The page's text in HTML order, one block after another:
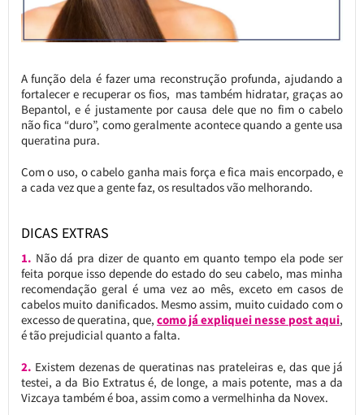
A função dela é fazer uma reconstrução profunda, ajudando a
fortalecer e recuperar os fios, mas também hidratar, graças ao
Bepantol, e é justamente por causa dele que no fim o cabelo
não fica “duro”, como geralmente acontece quando a gente usa
queratina pura.
Com o uso, o cabelo ganha mais força e fica mais encorpado, e
a cada vez que a gente faz, os resultados vão melhorando.
DICAS EXTRAS
1. Não dá pra dizer de quanto em quanto tempo ela pode ser
feita porque isso depende do estado do seu cabelo, mas minha
recomendação geral é uma vez ao mês, exceto em casos de
cabelos muito danificados. Mesmo assim, muito cuidado com o
excesso de queratina, que, como já expliquei nesse post aqui,
é tão prejudicial quanto a falta.
2. Existem dezenas de queratinas nas prateleiras e, das que já
testei, a da Bio Extratus é, de longe, a mais potente, mas a da
Vizcaya também é boa, assim como a vermelhinha da Novex.